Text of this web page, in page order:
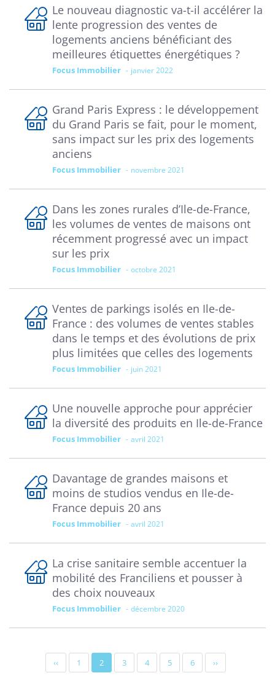
Le nouveau diagnostic va-t-il accélérer la
lente progression des ventes de
logements anciens bénéficiant des
meilleures étiquettes énergétiques ?
Focus Immobilier janvier 2022
Grand Paris Express : le développement
du Grand Paris se fait, pour le moment,
sans impact sur les prix des logements
anciens
Focus Immobilier novembre 2021
Dans les zones rurales d’Ile-de-France,
les volumes de ventes de maisons ont
récemment progressé avec un impact
sur les prix
Focus Immobilier octobre 2021
Ventes de parkings isolés en Ile-de-
France : des volumes de ventes stables
dans le temps et des évolutions de prix
plus limitées que celles des logements
Focus Immobilier juin 2021
Une nouvelle approche pour apprécier
la diversité des produits en Ile-de-France
Focus Immobilier avril 2021
Davantage de grandes maisons et
moins de studios vendus en Ile-de-
France depuis 20 ans
Focus Immobilier avril 2021
La crise sanitaire semble accentuer la
mobilité des Franciliens et pousser à
des choix nouveaux
Focus Immobilier décembre 2020
Pagination
Page
précédente
‹‹ Page
1
Page
actuelle
2 Page
3 Page
4 Page
5 Page
6
Page
suivante
››